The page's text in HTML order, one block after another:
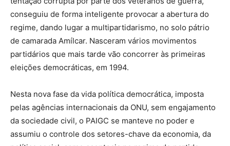
conseguiu de forma inteligente provocar a abertura do
regime, dando lugar a multipartidarismo, no solo pátrio
de camarada Amílcar. Nasceram vários movimentos
partidários que mais tarde vão concorrer às primeiras
eleições democráticas, em 1994.
Nesta nova fase da vida política democrática, imposta
pelas agências internacionais da ONU, sem engajamento
da sociedade civil, o PAIGC se manteve no poder e
assumiu o controle dos setores-chave da economia, da